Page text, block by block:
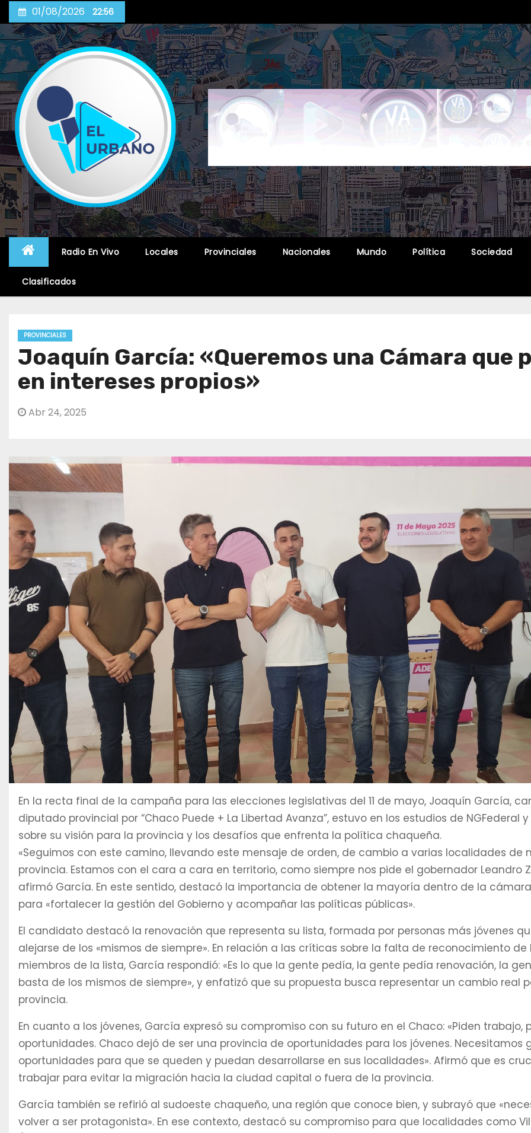
to
content
01/08/2026 22:56
Radio En Vivo Locales Provinciales Nacionales Mundo Política Sociedad
Clasificados
PROVINCIALES
Joaquín García: «Queremos una Cámara que
en intereses propios»
Abr 24, 2025
En la recta final de la campaña para las elecciones legislativas del 11 de mayo, Joaquín García,
diputado provincial por “Chaco Puede + La Libertad Avanza”, estuvo en los estudios de NGFederal
sobre su visión para la provincia y los desafíos que enfrenta la política chaqueña.
«Seguimos con este camino, llevando este mensaje de orden, de cambio a varias localidades de
provincia. Estamos con el cara a cara en territorio, como siempre nos pide el gobernador Leandro
afirmó García. En este sentido, destacó la importancia de obtener la mayoría dentro de la cámara
para «fortalecer la gestión del Gobierno y acompañar las políticas públicas».
El candidato destacó la renovación que representa su lista, formada por personas más jóvenes
alejarse de los «mismos de siempre». En relación a las críticas sobre la falta de reconocimiento de
miembros de la lista, García respondió: «Es lo que la gente pedía, la gente pedía renovación, la
basta de los mismos de siempre», y enfatizó que su propuesta busca representar un cambio real
provincia.
En cuanto a los jóvenes, García expresó su compromiso con su futuro en el Chaco: «Piden trabajo,
oportunidades. Chaco dejó de ser una provincia de oportunidades para los jóvenes. Necesitamos
oportunidades para que se queden y puedan desarrollarse en sus localidades». Afirmó que es
trabajar para evitar la migración hacia la ciudad capital o fuera de la provincia.
García también se refirió al sudoeste chaqueño, una región que conoce bien, y subrayó que
volver a ser protagonista». En ese contexto, destacó su compromiso para que localidades como